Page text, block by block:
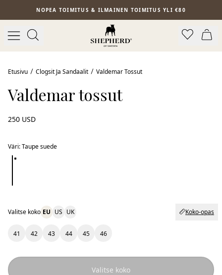
Siirry pääsisältöönNOPEA TOIMITUS & ILMAINEN TOIMITUS YLI €80
Uutuus
Etusivu Clogsit Ja Sandaalit Valdemar Tossut
Valdemar tossut
250 USD
Väri:Taupe suede
Valitse koko EU US UK Koko-opas
41 42 43 44 45 46
Valitse koko